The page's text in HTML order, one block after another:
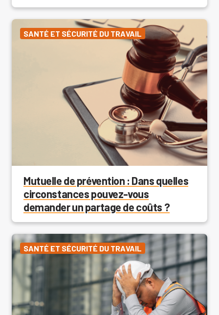
SANTÉ ET SÉCURITÉ DU TRAVAIL
Mutuelle de prévention : Dans quelles
circonstances pouvez-vous
demander un partage de coûts ?
SANTÉ ET SÉCURITÉ DU TRAVAIL